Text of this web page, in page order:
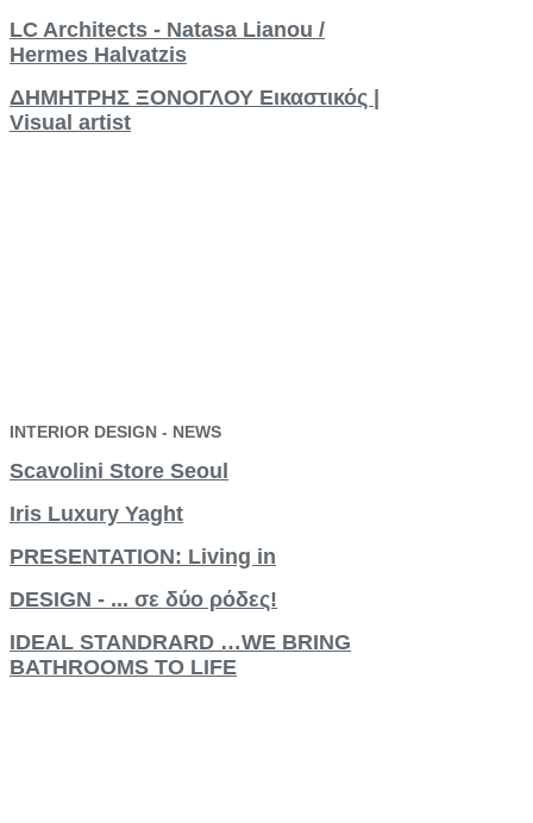
LC Architects - Natasa Lianou /
Hermes Halvatzis
ΔΗΜΗΤΡΗΣ ΞΟΝΟΓΛΟΥ Εικαστικός |
Visual artist
INTERIOR DESIGN - NEWS
Scavolini Store Seoul
Iris Luxury Yaght
PRESENTATION: Living in
DESIGN - ... σε δύο ρόδες!
IDEAL STANDRARD …WE BRING
BATHROOMS TO LIFE